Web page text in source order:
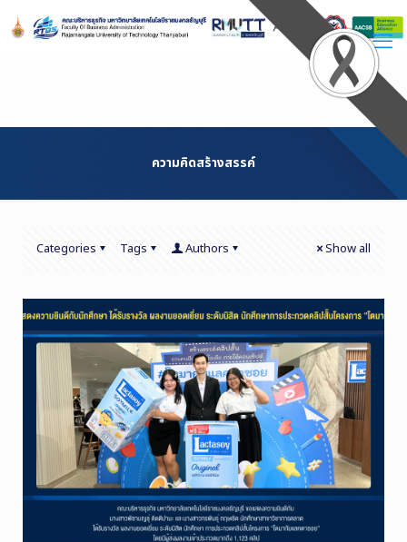
Content
ความคิดสร้างสรรค์
Categories Tags Authors Show all